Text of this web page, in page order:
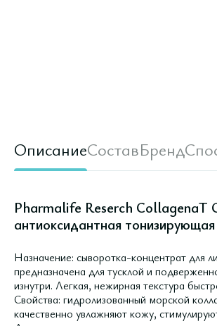
ОписаниеСоставБренд
Pharmalife Reserch CollagenaT
антиоксидантная
Назначение: сыворотка-концентрат для
предназначена для тусклой и
изнутри. Легкая, нежирная текстура
Свойства: гидролизованный морской
качественно увлажняют кожу,